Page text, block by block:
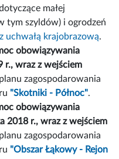
małej
tym szyldów) i ogrodzeń
uchwałą krajobrazową.
obowiązywania
r., wraz z wejściem
zagospodarowania
"Skotniki - Północ".
obowiązywania
2018 r., wraz z wejściem
zagospodarowania
"Obszar Łąkowy - Rejon